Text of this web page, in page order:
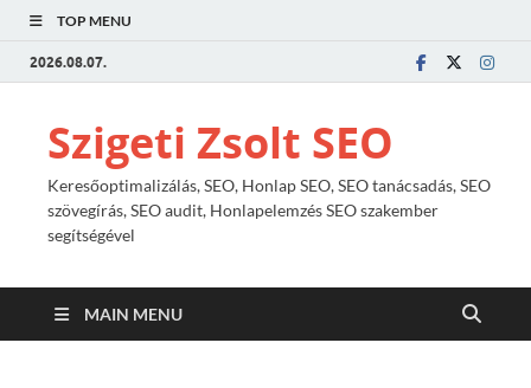
TOP MENU
2026.08.07.
Szigeti Zsolt SEO
Keresőoptimalizálás, SEO, Honlap SEO, SEO tanácsadás, SEO
szövegírás, SEO audit, Honlapelemzés SEO szakember
segítségével
MAIN MENU